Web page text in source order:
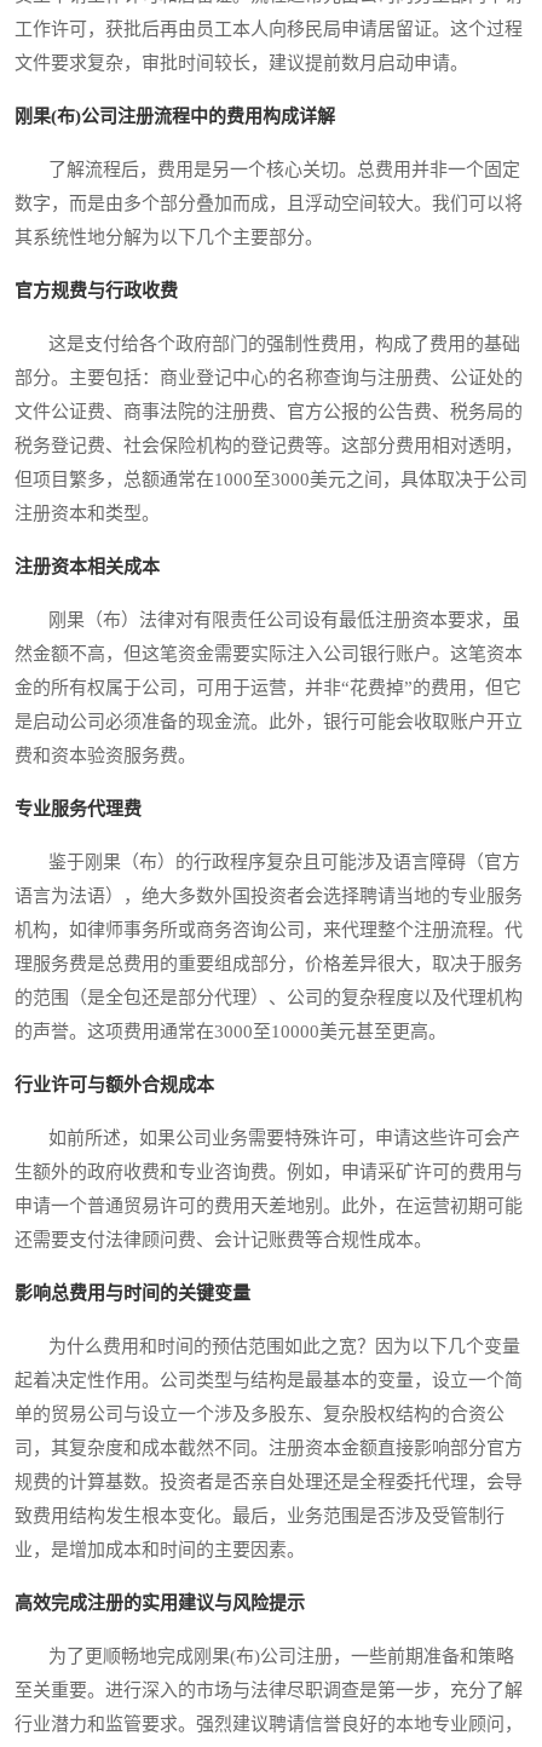
工作许可，获批后再由员工本人向移民局申请居留证。这个过程
文件要求复杂，审批时间较长，建议提前数月启动申请。
刚果(布)公司注册流程中的费用构成详解
了解流程后，费用是另一个核心关切。总费用并非一个固定
数字，而是由多个部分叠加而成，且浮动空间较大。我们可以将
其系统性地分解为以下几个主要部分。
官方规费与行政收费
这是支付给各个政府部门的强制性费用，构成了费用的基础
部分。主要包括：商业登记中心的名称查询与注册费、公证处的
文件公证费、商事法院的注册费、官方公报的公告费、税务局的
税务登记费、社会保险机构的登记费等。这部分费用相对透明，
但项目繁多，总额通常在1000至3000美元之间，具体取决于公司
注册资本和类型。
注册资本相关成本
刚果（布）法律对有限责任公司设有最低注册资本要求，虽
然金额不高，但这笔资金需要实际注入公司银行账户。这笔资本
金的所有权属于公司，可用于运营，并非“花费掉”的费用，但它
是启动公司必须准备的现金流。此外，银行可能会收取账户开立
费和资本验资服务费。
专业服务代理费
鉴于刚果（布）的行政程序复杂且可能涉及语言障碍（官方
语言为法语），绝大多数外国投资者会选择聘请当地的专业服务
机构，如律师事务所或商务咨询公司，来代理整个注册流程。代
理服务费是总费用的重要组成部分，价格差异很大，取决于服务
的范围（是全包还是部分代理）、公司的复杂程度以及代理机构
的声誉。这项费用通常在3000至10000美元甚至更高。
行业许可与额外合规成本
如前所述，如果公司业务需要特殊许可，申请这些许可会产
生额外的政府收费和专业咨询费。例如，申请采矿许可的费用与
申请一个普通贸易许可的费用天差地别。此外，在运营初期可能
还需要支付法律顾问费、会计记账费等合规性成本。
影响总费用与时间的关键变量
为什么费用和时间的预估范围如此之宽？因为以下几个变量
起着决定性作用。公司类型与结构是最基本的变量，设立一个简
单的贸易公司与设立一个涉及多股东、复杂股权结构的合资公
司，其复杂度和成本截然不同。注册资本金额直接影响部分官方
规费的计算基数。投资者是否亲自处理还是全程委托代理，会导
致费用结构发生根本变化。最后，业务范围是否涉及受管制行
业，是增加成本和时间的主要因素。
高效完成注册的实用建议与风险提示
为了更顺畅地完成刚果(布)公司注册，一些前期准备和策略
至关重要。进行深入的市场与法律尽职调查是第一步，充分了解
行业潜力和监管要求。强烈建议聘请信誉良好的本地专业顾问，